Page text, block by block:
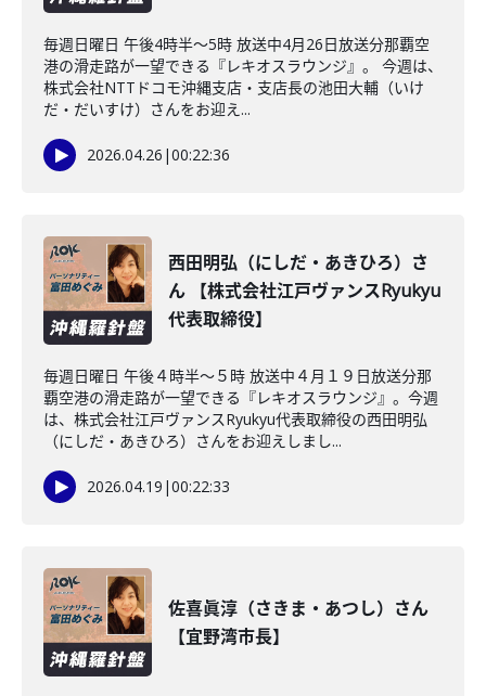
毎週日曜日 午後4時半～5時 放送中4月26日放送分那覇空
港の滑走路が一望できる『レキオスラウンジ』。 今週は、
株式会社NTTドコモ沖縄支店・支店長の池田大輔（いけ
だ・だいすけ）さんをお迎え...
2026.04.26 |00:22:36
西田明弘（にしだ・あきひろ）さ
ん 【株式会社江戸ヴァンスRyukyu
代表取締役】
毎週日曜日 午後４時半～５時 放送中４月１９日放送分那
覇空港の滑走路が一望できる『レキオスラウンジ』。今週
は、株式会社江戸ヴァンスRyukyu代表取締役の西田明弘
（にしだ・あきひろ）さんをお迎えしまし...
2026.04.19 |00:22:33
佐喜眞淳（さきま・あつし）さん
【宜野湾市長】